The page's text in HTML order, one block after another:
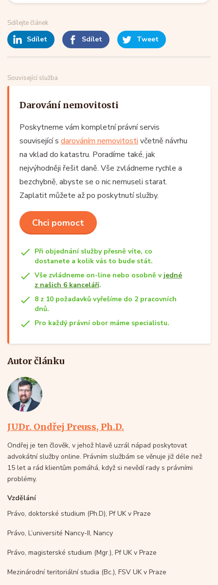
Sdílejte článek
Sdílet Sdílet Tweet
Související služba
Darování nemovitosti
Poskytneme vám kompletní právní servis
související s darováním nemovitosti včetně návrhu
na vklad do katastru. Poradíme také, jak
nejvýhodněji řešit daně. Vše zvládneme rychle a
bezchybně, abyste se o nic nemuseli starat.
Zaplatit můžete až po poskytnutí služby.
Chci pomoct
Při objednání služby přesně víte, co
dostanete a kolik vás to bude stát.
Vše zvládneme on-line nebo osobně v jedné
z našich 6 kanceláří.
8 z 10 požadavků vyřešíme do 2 pracovních
dnů.
Pro každý právní obor máme specialistu.
Autor článku
JUDr. Ondřej Preuss, Ph.D.
Ondřej je ten člověk, v jehož hlavě uzrál nápad poskytovat
advokátní služby online. Právním službám se věnuje již déle než
15 let a rád klientům pomáhá, když si nevědí rady s právními
problémy.
Vzdělání
Právo, doktorské studium (Ph.D), Pf UK v Praze
Právo, L’université Nancy-II, Nancy
Právo, magisterské studium (Mgr.), Pf UK v Praze
Mezinárodní teritoriální studia (Bc.), FSV UK v Praze